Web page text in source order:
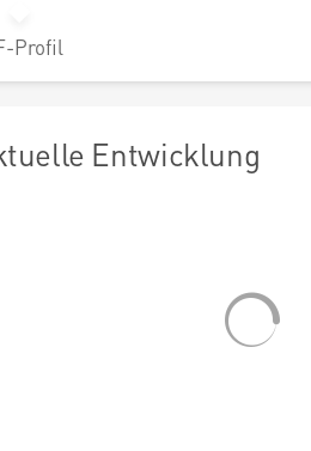
Profil
Entwicklung